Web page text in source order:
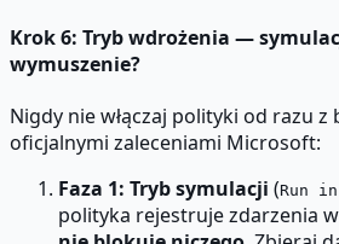
Krok 6: Tryb wdrożenia —
wymuszenie?
Nigdy nie włączaj polityki od razu
oficjalnymi zaleceniami Microsoft:
Faza 1: Tryb symulacji (Run
polityka rejestruje zdarzenia